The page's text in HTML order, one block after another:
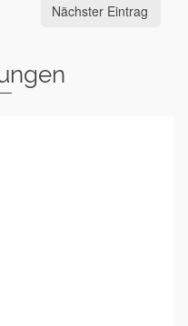
Nächster Eintrag